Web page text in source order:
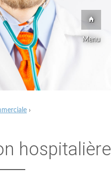
Menu
›
hospitalière